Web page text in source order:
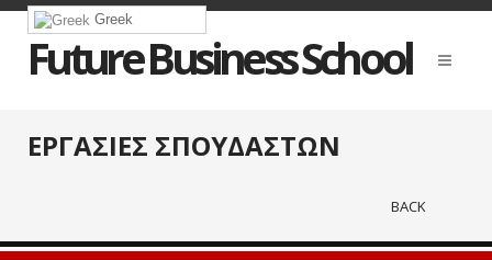
Greek
Future Business School
ΕΡΓΑΣΙΕΣ ΣΠΟΥΔΑΣΤΩΝ
BACK